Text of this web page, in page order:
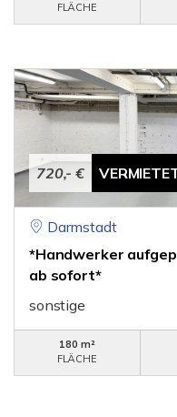
FLÄCHE
720,- €
Darmstadt
*Handwerker
ab sofort*
sonstige
180 m²
FLÄCHE